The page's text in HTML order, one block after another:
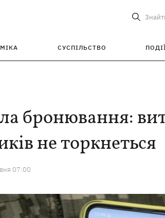
СУСПІЛЬСТВО
бронювання:
не торкнеться
07:00